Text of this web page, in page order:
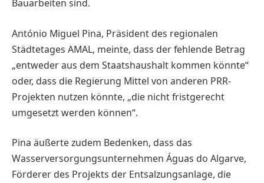
Bauarbeiten sind.
António Miguel Pina, Präsident des regionalen
Städtetages AMAL, meinte, dass der fehlende Betrag
„entweder aus dem Staats­haushalt kommen könnte“
oder, dass die ­Regierung Mittel von anderen PRR-
Projekten nutzen könnte, „die nicht fristgerecht
umgesetzt werden können“.
Pina äußerte zudem Bedenken, dass das
Wasserversorgungsunternehmen Águas do Algarve,
Förderer des Projekts der Entsal­zungsanlage, die